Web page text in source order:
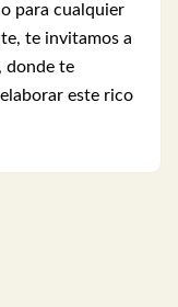
para cualquier
te invitamos a
donde te
este rico